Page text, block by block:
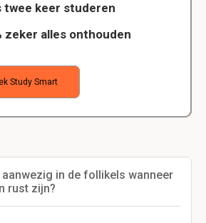
twee keer studeren
zeker alles onthouden
Study Smart
in de follikels wanneer
rust zijn?